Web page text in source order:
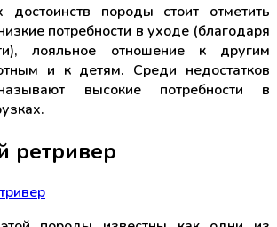
породы стоит отметить
потребности в уходе (благодаря
лояльное отношение к другим
и к детям. Среди недостатков
высокие потребности в
ретривер